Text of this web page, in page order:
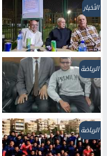
الأخبار
الرياضة
الرياضة